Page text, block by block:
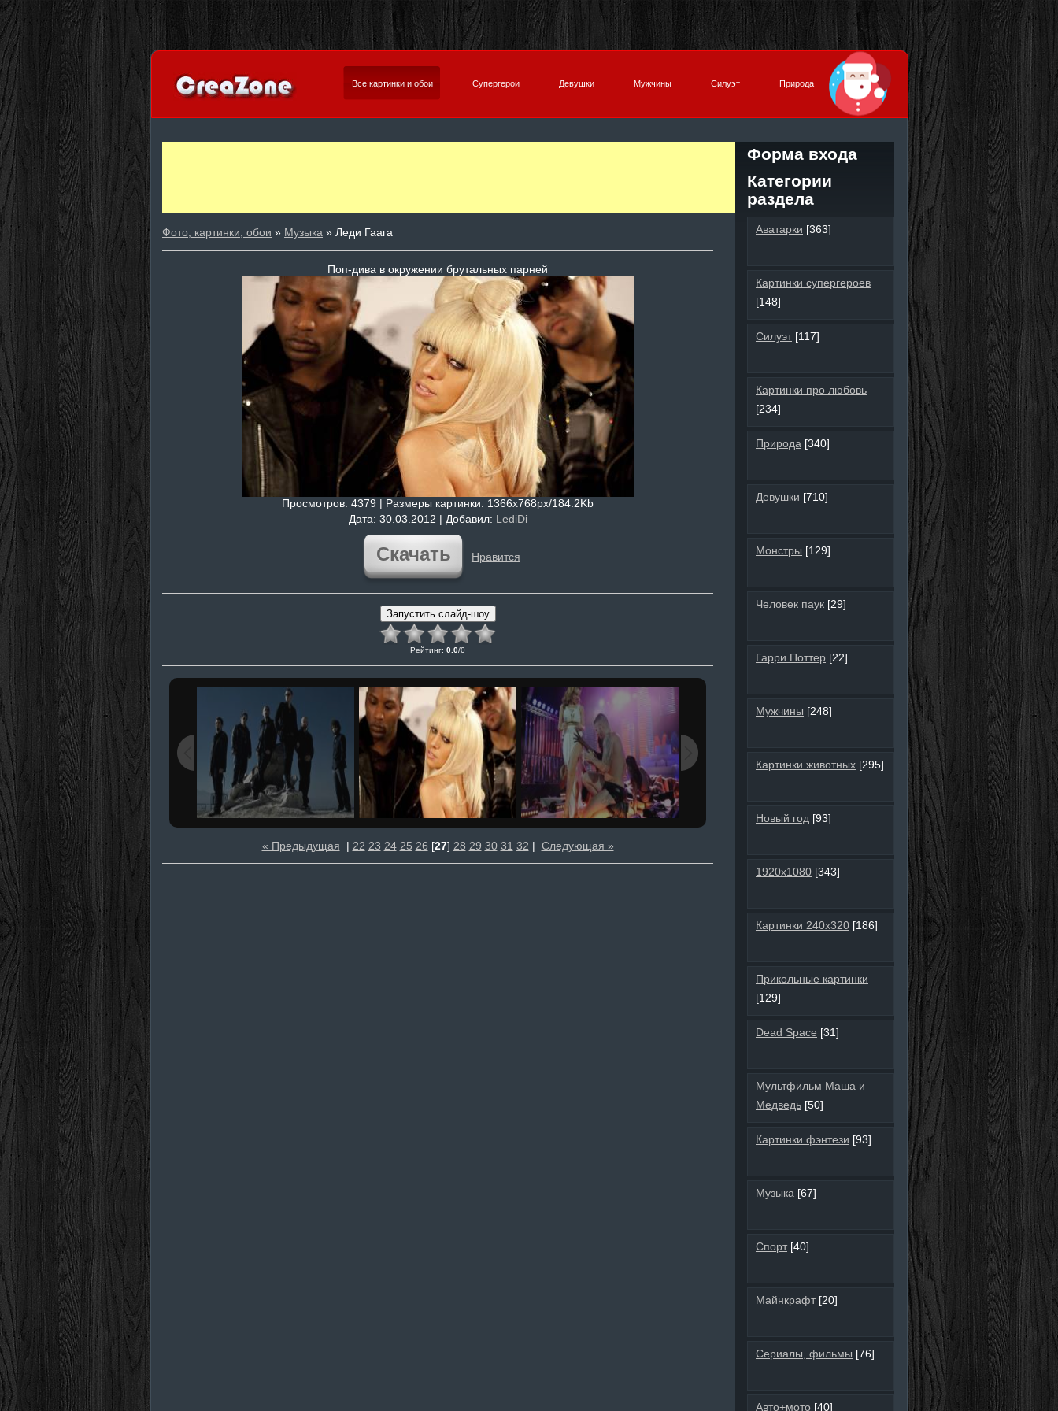
Все картинки и обои Супергерои Девушки Мужчины Силуэт Природа
Фото, картинки, обои » Музыка » Леди Гаага
Поп-дива в окружении брутальных парней
Просмотров: 4379 | Размеры картинки: 1366x768px/184.2Kb
Дата: 30.03.2012 | Добавил: LediDi
Скачать Нравится
Рейтинг: 0.0/0
« Предыдущая | 22 23 24 25 26 [27] 28 29 30 31 32 | Следующая »
Форма входа
Категории
раздела
Аватарки [363]
Картинки супергероев
[148]
Силуэт [117]
Картинки про любовь
[234]
Природа [340]
Девушки [710]
Монстры [129]
Человек паук [29]
Гарри Поттер [22]
Мужчины [248]
Картинки животных [295]
Новый год [93]
1920х1080 [343]
Картинки 240х320 [186]
Прикольные картинки
[129]
Dead Space [31]
Мультфильм Маша и
Медведь [50]
Картинки фэнтези [93]
Музыка [67]
Спорт [40]
Майнкрафт [20]
Сериалы, фильмы [76]
Авто+мото [40]